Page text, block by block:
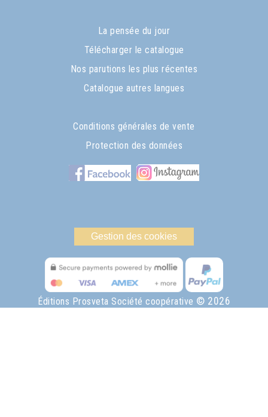
La pensée du jour
Télécharger le catalogue
Nos parutions les plus récentes
Catalogue autres langues
Conditions générales de vente
Protection des données
Gestion des cookies
Éditions Prosveta Société coopérative © 2026